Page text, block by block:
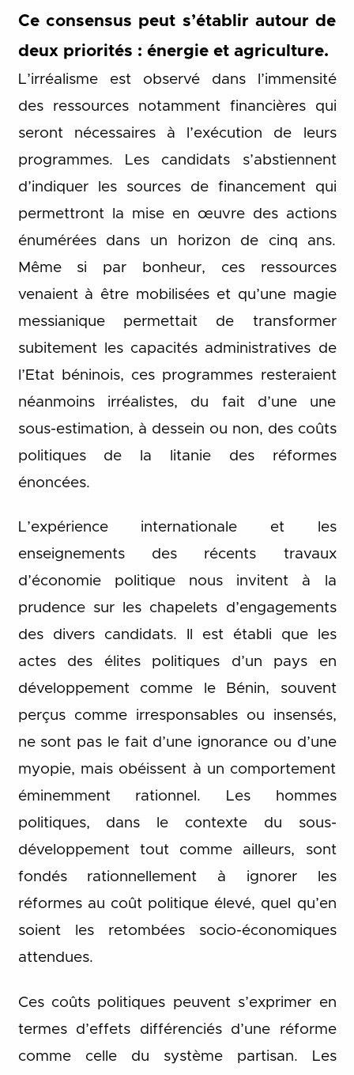
Ce consensus peut s’établir autour de
deux priorités : énergie et agriculture.
L’irréalisme est observé dans l’immensité
des ressources notamment financières qui
seront nécessaires à l’exécution de leurs
programmes. Les candidats s’abstiennent
d’indiquer les sources de financement qui
permettront la mise en œuvre des actions
énumérées dans un horizon de cinq ans.
Même si par bonheur, ces ressources
venaient à être mobilisées et qu’une magie
messianique permettait de transformer
subitement les capacités administratives de
l’Etat béninois, ces programmes resteraient
néanmoins irréalistes, du fait d’une une
sous-estimation, à dessein ou non, des coûts
politiques de la litanie des réformes
énoncées.
L’expérience internationale et les
enseignements des récents travaux
d’économie politique nous invitent à la
prudence sur les chapelets d’engagements
des divers candidats. Il est établi que les
actes des élites politiques d’un pays en
développement comme le Bénin, souvent
perçus comme irresponsables ou insensés,
ne sont pas le fait d’une ignorance ou d’une
myopie, mais obéissent à un comportement
éminemment rationnel. Les hommes
politiques, dans le contexte du sous-
développement tout comme ailleurs, sont
fondés rationnellement à ignorer les
réformes au coût politique élevé, quel qu’en
soient les retombées socio-économiques
attendues.
Ces coûts politiques peuvent s’exprimer en
termes d’effets différenciés d’une réforme
comme celle du système partisan. Les